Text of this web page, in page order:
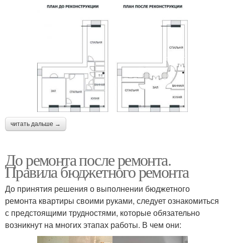
читать дальше →
До ремонта после ремонта.
Правила бюджетного ремонта
До принятия решения о выполнении бюджетного
ремонта квартиры своими руками, следует ознакомиться
с предстоящими трудностями, которые обязательно
возникнут на многих этапах работы. В чем они: